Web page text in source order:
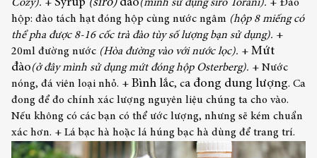
Cozy). + Syrup (siro)đào(mình sử dụng siro Torani). + Đào
hộp: đào tách hạt đóng hộp cùng nước ngâm (hộp 8 miếng có
thể pha được 8-16 cốc trà đào tùy số lượng bạn sử dụng). +
20ml đường nước (Hòa đường vào với nước lọc). + Mứt
đào(ở đây mình sử dụngmứt đóng hộp Osterberg). + Nước
nóng, đá viên loại nhỏ. + Bình lắc, ca đong dung lượng. Ca
đong để đo chính xác lượng nguyên liệu chúng ta cho vào.
Nếu không có các bạn có thể ước lượng, nhưng sẽ kém chuẩn
xác hơn. + Lá bạc hà hoặc lá húng bạc hà dùng để trang trí.